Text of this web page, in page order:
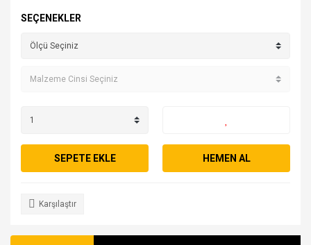
SEÇENEKLER
SEPETE EKLE HEMEN AL
Karşılaştır